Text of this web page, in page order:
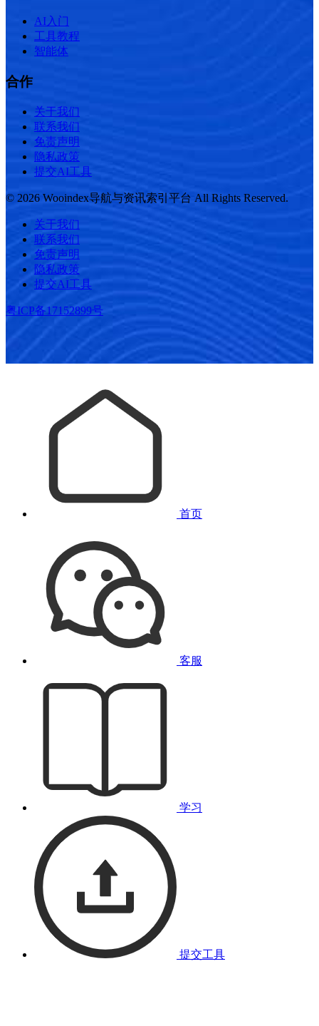
AI入门
工具教程
智能体
合作
关于我们
联系我们
免责声明
隐私政策
提交AI工具
© 2026 Wooindex导航与资讯索引平台 All Rights Reserved.
关于我们
联系我们
免责声明
隐私政策
提交AI工具
粤ICP备17152899号
首页
客服
学习
提交工具